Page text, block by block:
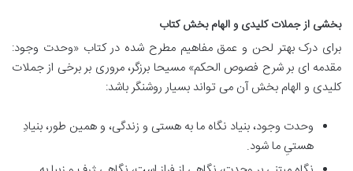
بخشی از جملات کلیدی و الهام بخش کتاب
برای درک بهتر لحن و عمق مفاهیم مطرح شده در کتاب «وحدت وجود:
مقدمه ای بر شرح فصوص الحکم» مسیحا برزگر، مروری بر برخی از جملات
کلیدی و الهام بخش آن می تواند بسیار روشنگر باشد:
وحدت وجود، بنیاد نگاه ما به هستی و زندگی، و همین طور، بنیادِ
هستیِ ما شود.